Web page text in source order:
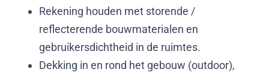
Rekening houden met storende /
reflecterende bouwmaterialen en
gebruikersdichtheid in de ruimtes.
Dekking in en rond het gebouw (outdoor),